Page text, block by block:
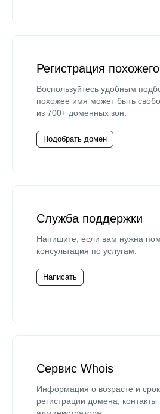
Регистрация
Воспользуйтесь удобным
похожее имя может быть
из 700+ доменных зон.
Подобрать домен
Служба поддержки
Напишите, если вам нужна
консультация по услугам.
Написать
Сервис Whois
Информация о возрасте и
регистрации домена, контакты